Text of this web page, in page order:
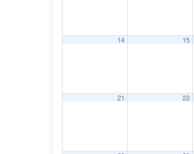
14 15
21 22